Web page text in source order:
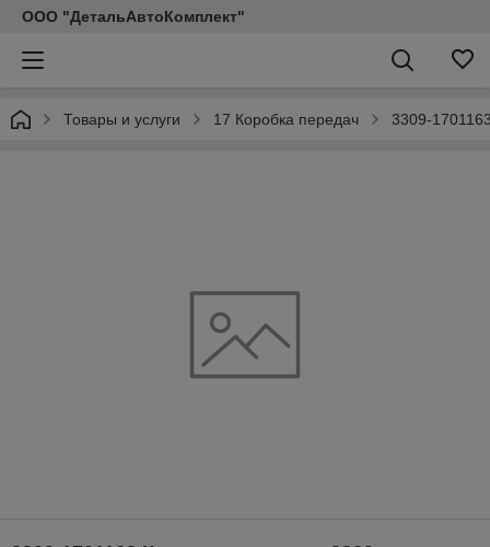
ООО "ДетальАвтоКомплект"
Товары и услуги 17 Коробка передач 3309-